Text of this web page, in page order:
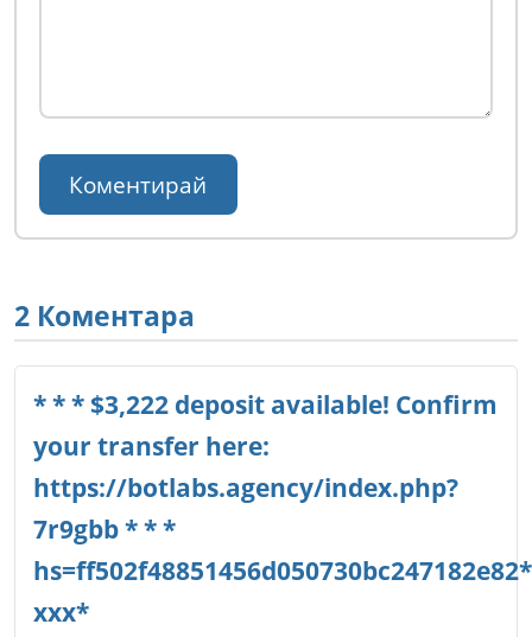
2 Коментара
* * * $3,222 deposit available! Confirm
your transfer here:
https://botlabs.agency/index.php?
7r9gbb * * *
hs=ff502f48851456d050730bc247182e82*
ххх*